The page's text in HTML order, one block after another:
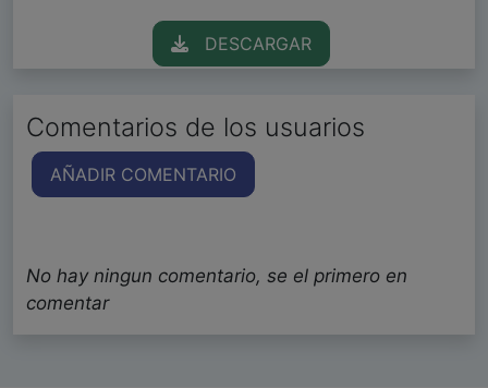
DESCARGAR
Comentarios de los usuarios
AÑADIR COMENTARIO
No hay ningun comentario, se el primero en
comentar